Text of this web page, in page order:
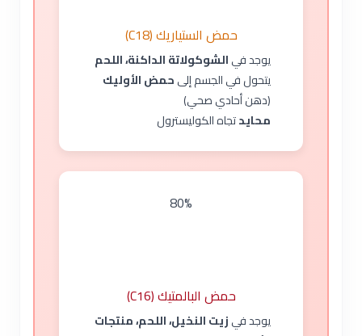
حمض الستياريك (C18)
يوجد فيالشوكولاتة الداكنة، اللحم
يتحول في الجسم إلىحمض الأوليك
(دهن أحادي صحي)
محايدتجاه الكوليسترول
80%
حمض البالمتيك (C16)
يوجد فيزيت النخيل، اللحم، منتجات